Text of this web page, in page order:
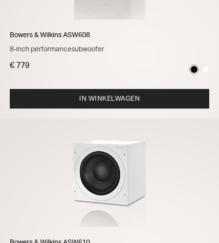
Bowers & Wilkins ASW608
8-inch performancesubwoofer
€ 779
IN WINKELWAGEN